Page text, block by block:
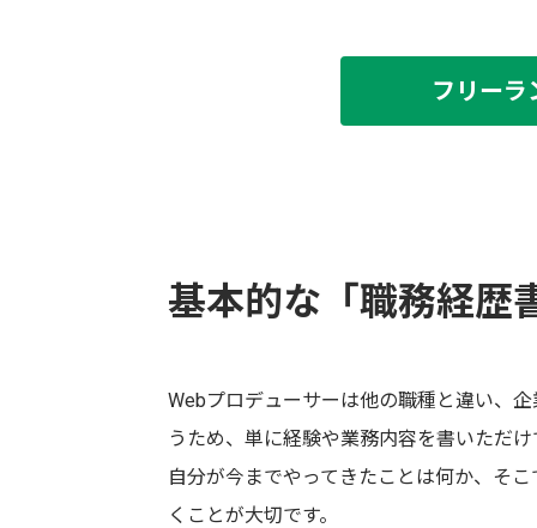
フリーラ
基本的な「職務経歴
Webプロデューサーは他の職種と違い、
うため、単に経験や業務内容を書いただ
自分が今までやってきたことは何か、そ
くことが大切です。